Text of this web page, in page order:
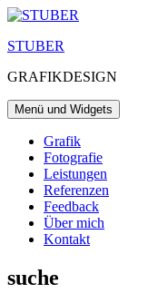
Zum
springen
STUBER
GRAFIKDESIGN
Menü und Widgets
Grafik
Fotografie
Leistungen
Referenzen
Feedback
Über mich
Kontakt
suche